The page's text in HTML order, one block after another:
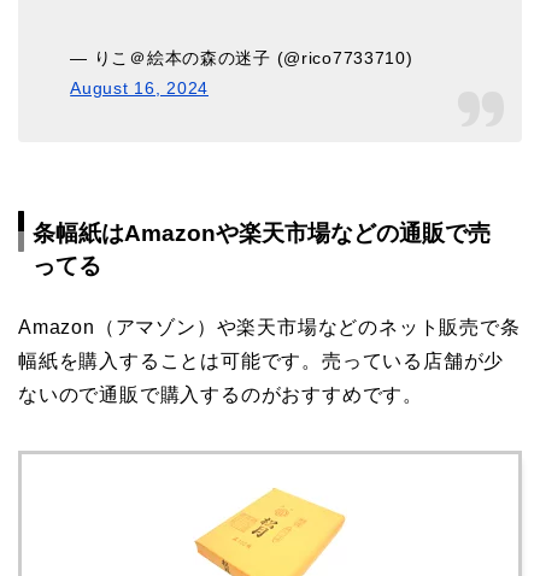
— りこ＠絵本の森の迷子 (@rico7733710)
August 16, 2024
条幅紙はAmazonや楽天市場などの通販で売
ってる
Amazon（アマゾン）や楽天市場などのネット販売で条
幅紙を購入することは可能です。売っている店舗が少
ないので通販で購入するのがおすすめです。